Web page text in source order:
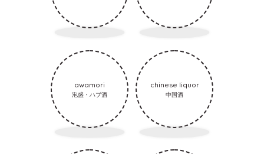
awamori
泡盛・ハブ酒
chinese liquor
中国酒